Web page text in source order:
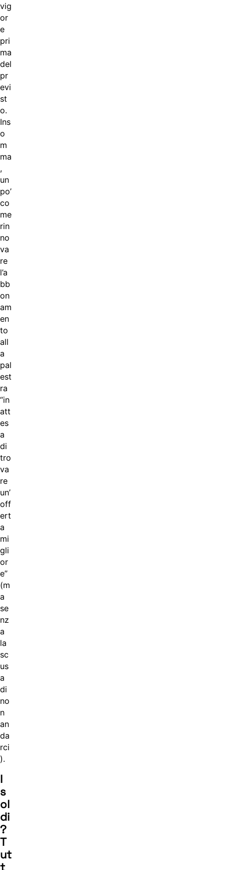
vig
or
e
pri
ma
del
pr
evi
st
o.
Ins
o
m
ma
,
un
po’
co
me
rin
no
va
re
l’a
bb
on
am
en
to
all
a
pal
est
ra
“in
att
es
a
di
tro
va
re
un’
off
ert
a
mi
gli
or
e”
(m
a
se
nz
a
la
sc
us
a
di
no
n
an
da
rci
).
I
s
ol
di
?
T
ut
t